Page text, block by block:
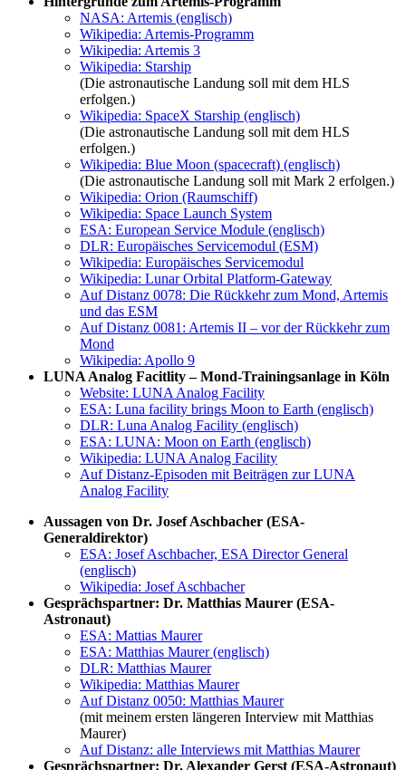
NASA: Artemis (englisch)
Wikipedia: Artemis-Programm
Wikipedia: Artemis 3
Wikipedia: Starship
(Die astronautische Landung soll mit dem HLS
erfolgen.)
Wikipedia: SpaceX Starship (englisch)
(Die astronautische Landung soll mit dem HLS
erfolgen.)
Wikipedia: Blue Moon (spacecraft) (englisch)
(Die astronautische Landung soll mit Mark 2 erfolgen.)
Wikipedia: Orion (Raumschiff)
Wikipedia: Space Launch System
ESA: European Service Module (englisch)
DLR: Europäisches Servicemodul (ESM)
Wikipedia: Europäisches Servicemodul
Wikipedia: Lunar Orbital Platform-Gateway
Auf Distanz 0078: Die Rückkehr zum Mond, Artemis
und das ESM
Auf Distanz 0081: Artemis II – vor der Rückkehr zum
Mond
Wikipedia: Apollo 9
LUNA Analog Facitlity – Mond-Trainingsanlage in Köln
Website: LUNA Analog Facility
ESA: Luna facility brings Moon to Earth (englisch)
DLR: Luna Analog Facility (englisch)
ESA: LUNA: Moon on Earth (englisch)
Wikipedia: LUNA Analog Facility
Auf Distanz-Episoden mit Beiträgen zur LUNA
Analog Facility
Aussagen von Dr. Josef Aschbacher (ESA-
Generaldirektor)
ESA: Josef Aschbacher, ESA Director General
(englisch)
Wikipedia: Josef Aschbacher
Gesprächspartner: Dr. Matthias Maurer (ESA-
Astronaut)
ESA: Mattias Maurer
ESA: Matthias Maurer (englisch)
DLR: Matthias Maurer
Wikipedia: Matthias Maurer
Auf Distanz 0050: Matthias Maurer
(mit meinem ersten längeren Interview mit Matthias
Maurer)
Auf Distanz: alle Interviews mit Matthias Maurer
Gesprächspartner: Dr. Alexander Gerst (ESA-Astronaut)